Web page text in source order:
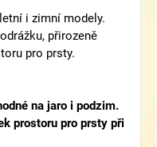
i zimní modely.
přirozeně
pro prsty.
na jaro i podzim.
prostoru pro prsty při